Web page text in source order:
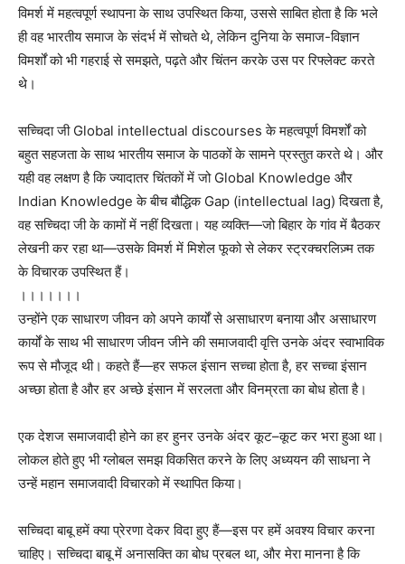
विमर्श में महत्वपूर्ण स्थापना के साथ उपस्थित किया, उससे साबित होता है कि भले
ही वह भारतीय समाज के संदर्भ में सोचते थे, लेकिन दुनिया के समाज-विज्ञान
विमर्शों को भी गहराई से समझते, पढ़ते और चिंतन करके उस पर रिफ्लेक्ट करते
थे।
सच्चिदा जी Global intellectual discourses के महत्वपूर्ण विमर्शों को
बहुत सहजता के साथ भारतीय समाज के पाठकों के सामने प्रस्तुत करते थे। और
यही वह लक्षण है कि ज्यादातर चिंतकों में जो Global Knowledge और
Indian Knowledge के बीच बौद्धिक Gap (intellectual lag) दिखता है,
वह सच्चिदा जी के कामों में नहीं दिखता। यह व्यक्ति—जो बिहार के गांव में बैठकर
लेखनी कर रहा था—उसके विमर्श में मिशेल फूको से लेकर स्ट्रक्चरलिज़्म तक
के विचारक उपस्थित हैं।
।।।।।।।
उन्होंने एक साधारण जीवन को अपने कार्यों से असाधारण बनाया और असाधारण
कार्यों के साथ भी साधारण जीवन जीने की समाजवादी वृत्ति उनके अंदर स्वाभाविक
रूप से मौजूद थी। कहते हैं—हर सफल इंसान सच्चा होता है, हर सच्चा इंसान
अच्छा होता है और हर अच्छे इंसान में सरलता और विनम्रता का बोध होता है।
एक देशज समाजवादी होने का हर हुनर उनके अंदर कूट–कूट कर भरा हुआ था।
लोकल होते हुए भी ग्लोबल समझ विकसित करने के लिए अध्ययन की साधना ने
उन्हें महान समाजवादी विचारको में स्थापित किया।
सच्चिदा बाबू हमें क्या प्रेरणा देकर विदा हुए हैं—इस पर हमें अवश्य विचार करना
चाहिए। सच्चिदा बाबू में अनासक्ति का बोध प्रबल था, और मेरा मानना है कि